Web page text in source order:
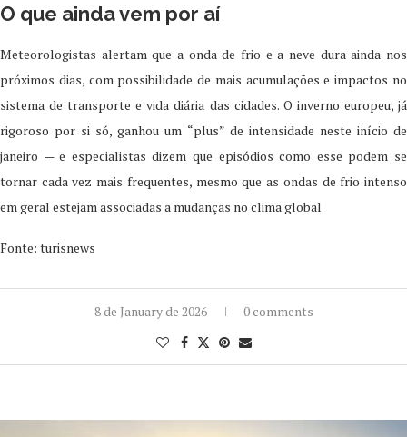
O que ainda vem por aí
Meteorologistas alertam que a onda de frio e a neve dura ainda nos
próximos dias, com possibilidade de mais acumulações e impactos no
sistema de transporte e vida diária das cidades. O inverno europeu, já
rigoroso por si só, ganhou um “plus” de intensidade neste início de
janeiro — e especialistas dizem que episódios como esse podem se
tornar cada vez mais frequentes, mesmo que as ondas de frio intenso
em geral estejam associadas a mudanças no clima global
Fonte: turisnews
8 de January de 2026 0 comments